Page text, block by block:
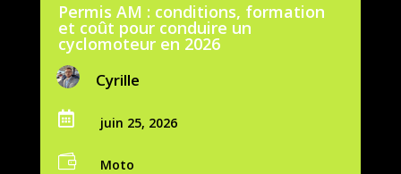
Permis AM : conditions, formation
et coût pour conduire un
cyclomoteur en 2026
Cyrille
 juin 25, 2026
 Moto